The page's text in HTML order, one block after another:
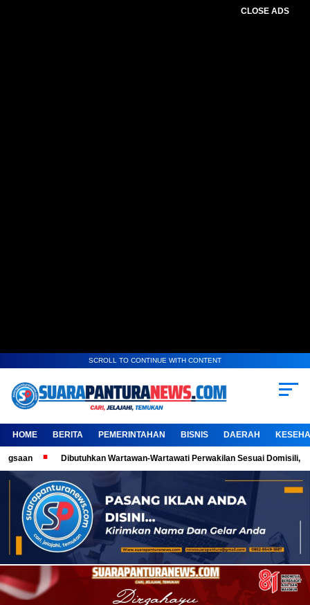
CLOSE ADS
SCROLL TO CONTINUE WITH CONTENT
HOME BERITA PEMERINTAHAN BISNIS DAERAH
Dibutuhkan Wartawan-Wartawati Perwakilan Sesuai Domisili,